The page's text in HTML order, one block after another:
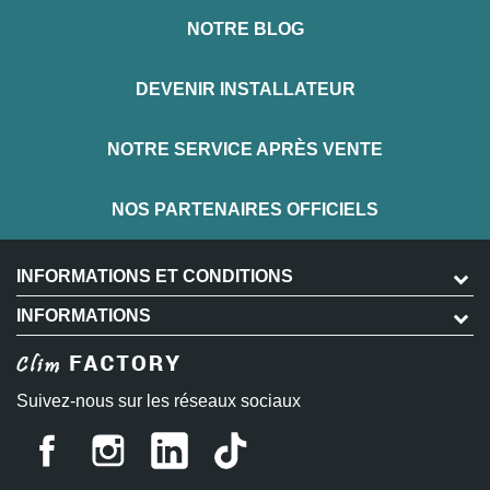
NOTRE BLOG
DEVENIR INSTALLATEUR
NOTRE SERVICE APRÈS VENTE
NOS PARTENAIRES OFFICIELS
INFORMATIONS ET CONDITIONS
INFORMATIONS
Suivez-nous sur les réseaux sociaux